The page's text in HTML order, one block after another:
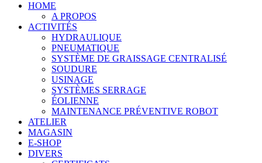
HOME
A PROPOS
ACTIVITÉS
HYDRAULIQUE
PNEUMATIQUE
SYSTÈME DE GRAISSAGE CENTRALISÉ
SOUDURE
USINAGE
SYSTÈMES SERRAGE
ÉOLIENNE
MAINTENANCE PRÉVENTIVE ROBOT
ATELIER
MAGASIN
E-SHOP
DIVERS